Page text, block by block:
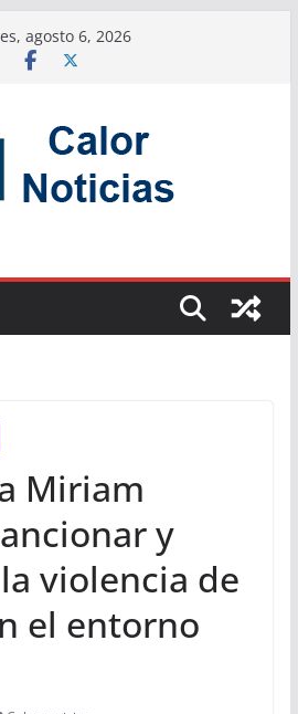
agosto 6, 2026
Miriam
y
violencia de
el entorno